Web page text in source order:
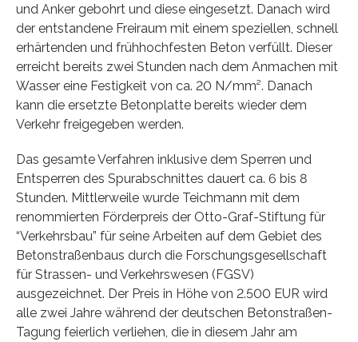
und Anker gebohrt und diese eingesetzt. Danach wird
der entstandene Freiraum mit einem speziellen, schnell
erhärtenden und frühhochfesten Beton verfüllt. Dieser
erreicht bereits zwei Stunden nach dem Anmachen mit
Wasser eine Festigkeit von ca. 20 N/mm². Danach
kann die ersetzte Betonplatte bereits wieder dem
Verkehr freigegeben werden.
Das gesamte Verfahren inklusive dem Sperren und
Entsperren des Spurabschnittes dauert ca. 6 bis 8
Stunden. Mittlerweile wurde Teichmann mit dem
renommierten Förderpreis der Otto-Graf-Stiftung für
“Verkehrsbau” für seine Arbeiten auf dem Gebiet des
Betonstraßenbaus durch die Forschungsgesellschaft
für Strassen- und Verkehrswesen (FGSV)
ausgezeichnet. Der Preis in Höhe von 2.500 EUR wird
alle zwei Jahre während der deutschen Betonstraßen-
Tagung feierlich verliehen, die in diesem Jahr am